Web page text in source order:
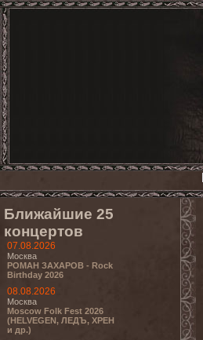
Ближайшие 25
концертов
07.08.2026
Москва
РОМАН ЗАХАРОВ - Rock
Birthday 2026
08.08.2026
Москва
Moscow Folk Fest 2026
(HELVEGEN, ЛЕДЪ, ХРЕН
и др.)